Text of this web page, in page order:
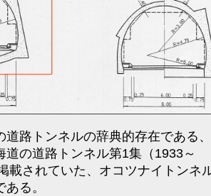
道路トンネルの辞典的存在である
道の道路トンネル第1集（1933～
載されていた、オコツナイトンネ
る。